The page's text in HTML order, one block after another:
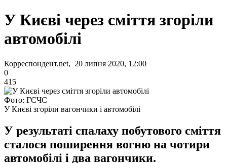
У Києві через сміття згоріли
автомобілі
Корреспондент.net, 20 липня 2020, 12:00
0
415
Фото: ГСЧС
У Києві згоріли вагончики і автомобілі
У результаті спалаху побутового сміття
сталося поширення вогню на чотири
автомобілі і два вагончики.